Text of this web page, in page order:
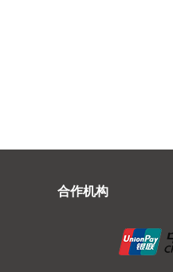
合作机构